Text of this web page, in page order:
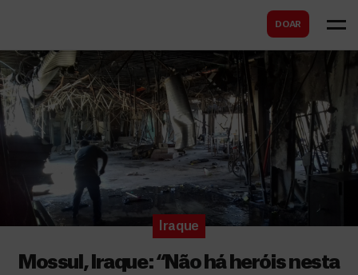
DOAR
Iraque
Mossul, Iraque: “Não há heróis nesta
c
a
r